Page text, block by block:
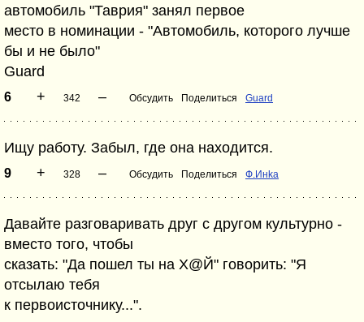
автомобиль "Таврия" занял первое
место в номинации - "Автомобиль, которого лучше
бы и не было"
Guard
6 + 342 – Обсудить Поделиться Guard
Ищу работу. Забыл, где она находится.
9 + 328 – Обсудить Поделиться Ф.Инka
Давайте разговаривать друг с другом культурно -
вместо того, чтобы
сказать: "Да пошел ты на Х@Й" говорить: "Я
отсылаю тебя
к первоисточнику...".